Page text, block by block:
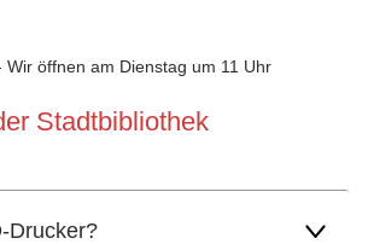
Wir öffnen am Dienstag um 11 Uhr
Stadtbibliothek
Drucker?